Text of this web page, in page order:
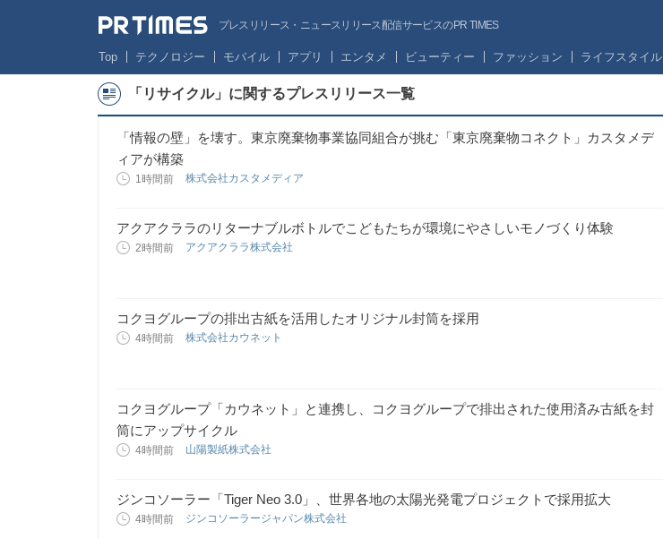
プレスリリース・ニュースリリース配信サービスのPR TIMES
Top テクノロジー モバイル アプリ エンタメ ビューティー ファッション ライフスタイル
「リサイクル」に関するプレスリリース一覧
「情報の壁」を壊す。東京廃棄物事業協同組合が挑む「東京廃棄物コネクト」カスタメデ
ィアが構築
1時間前 株式会社カスタメディア
アクアクララのリターナブルボトルでこどもたちが環境にやさしいモノづくり体験
2時間前 アクアクララ株式会社
コクヨグループの排出古紙を活用したオリジナル封筒を採用
4時間前 株式会社カウネット
コクヨグループ「カウネット」と連携し、コクヨグループで排出された使用済み古紙を封
筒にアップサイクル
4時間前 山陽製紙株式会社
ジンコソーラー「Tiger Neo 3.0」、世界各地の太陽光発電プロジェクトで採用拡大
4時間前 ジンコソーラージャパン株式会社